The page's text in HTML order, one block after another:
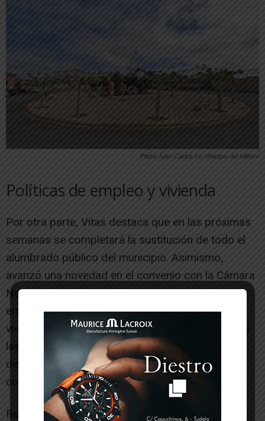
Plaza Juan Carlos I o «Parque del Millón»
Políticas de empleo y vivienda
Por otra parte, Vitas destaca que en las próximas
semanas se completará la sustitución de todo el
alumbrado público del municipio. Asimismo,
avanzó una novedad en el convenio con la Cámara
Navarra: se incluirán funciones de un técnico de
empleo más enfocadas al asesoramiento en
vivienda. “Para atender al vecino, que les explique
las ayudas, hacer una bolsa de viviendas
deshabitadas… tratar ese tema en las pocas
competencias que tenemos”, afirmó.
Respecto al problema de la vivienda, el alcalde